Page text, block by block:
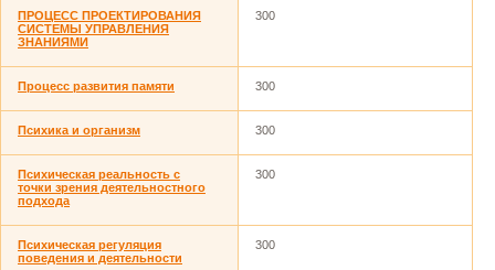
ПРОЦЕСС ПРОЕКТИРОВАНИЯ
СИСТЕМЫ УПРАВЛЕНИЯ
ЗНАНИЯМИ
300
Процесс развития памяти 300
Психика и организм 300
Психическая реальность с
точки зрения деятельностного
подхода
300
Психическая регуляция
поведения и деятельности
300